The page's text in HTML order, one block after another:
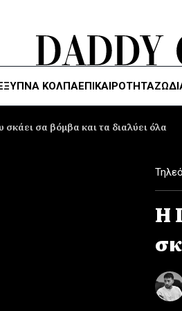
ΚΌΛΠΑΕΠΙΚΑΙΡΟΤΗΤΑ
σα βόμβα και τα διαλύει όλα
Η